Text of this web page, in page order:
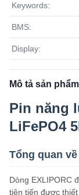
Keywords:
BMS:
Display:
Mô tả sản phẩm
Pin năng
LiFePO4
Tổng quan
Dòng EXLIPORC
tiên tiến được